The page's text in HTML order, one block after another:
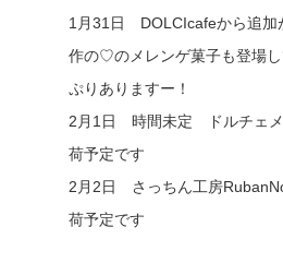
1月31日 DOLCIcafeから追
作の♡のメレンゲ菓子も登場
ぷりありますー！
2月1日 時間未定 ドルチェメ
荷予定です
2月2日 さっちん工房
荷予定です